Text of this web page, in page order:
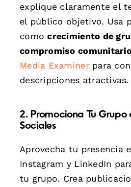
explique claramente el
el público objetivo. Usa
comocrecimiento de
compromiso
Media Examinerpara
descripciones atractivas.
2. Promociona Tu Grupo
Sociales
Aprovecha tu presencia
Instagram y LinkedIn
tu grupo. Crea